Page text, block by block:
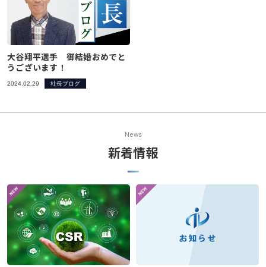
受付：9：00 ～ 17：00
月～金曜日（※祝祭日を除く）
閉じる
大谷翔平選手 御結婚おめでと
うございます！
2024.02.29 社長ブログ
News
新着情報